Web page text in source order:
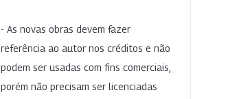
- As novas obras devem fazer
referência ao autor nos créditos e não
podem ser usadas com fins comerciais,
porém não precisam ser licenciadas